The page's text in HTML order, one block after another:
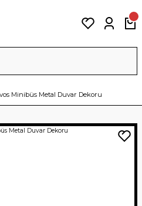
Minibüs Metal Duvar Dekoru